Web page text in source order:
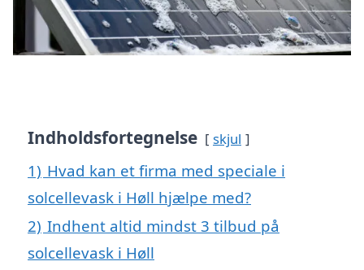
Indholdsfortegnelse skjul
1) Hvad kan et firma med speciale i
solcellevask i Høll hjælpe med?
2) Indhent altid mindst 3 tilbud på
solcellevask i Høll